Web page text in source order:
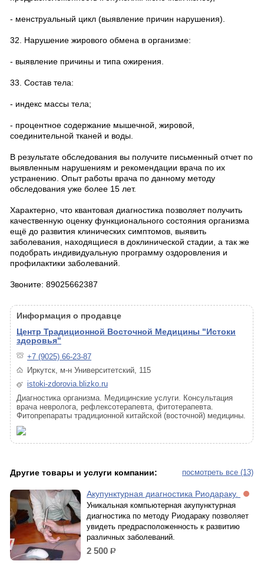
- менструальный цикл (выявление причин нарушения).
32. Нарушение жирового обмена в организме:
- выявление причины и типа ожирения.
33. Состав тела:
- индекс массы тела;
- процентное содержание мышечной, жировой,
соединительной тканей и воды.
В результате обследования вы получите письменный отчет по
выявленным нарушениям и рекомендации врача по их
устранению. Опыт работы врача по данному методу
обследования уже более 15 лет.
Характерно, что квантовая диагностика позволяет получить
качественную оценку функционального состояния организма
ещё до развития клинических симптомов, выявить
заболевания, находящиеся в доклинической стадии, а так же
подобрать индивидуальную программу оздоровления и
профилактики заболеваний.
Звоните: 89025662387
Информация о продавце
Центр Традиционной Восточной Медицины "Истоки
здоровья"
+7 (9025) 66-23-87
Иркутск, м-н Университетский, 115
istoki-zdorovia.blizko.ru
Диагностика организма. Медицинские услуги. Консультация
врача невролога, рефлексотерапевта, фитотерапевта.
Фитопрепараты традиционной китайской (восточной) медицины.
посмотреть все (13)
Другие товары и услуги компании:
Акупунктурная диагностика Риодараку.
Уникальная компьютерная акупунктурная
диагностика по методу Риодараку позволяет
увидеть предрасположенность к развитию
различных заболеваний.
2 500 р.